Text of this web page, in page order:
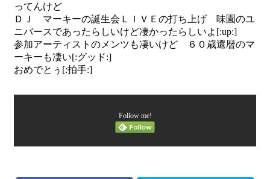
ってんけど
ＤＪ マーキーの誕生会ＬＩＶＥの打ち上げ 味園のユ
ニバースであったらしいけど凄かったらしいよ[:up:]
参加アーティストのメンツも凄いけど ６０歳還暦のマ
ーキーも凄い[:グッド:]
おめでとぅ[:拍手:]
Follow me!